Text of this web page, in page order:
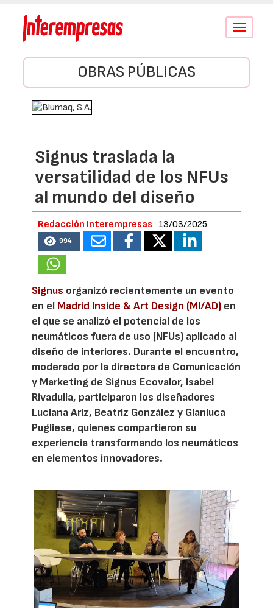
Conmutar
OBRAS PÚBLICAS
Signus traslada la
versatilidad de los NFUs
al mundo del diseño
Redacción Interempresas 13/03/2025
994
Signus organizó recientemente un evento
en el Madrid Inside & Art Design (MI/AD) en
el que se analizó el potencial de los
neumáticos fuera de uso (NFUs) aplicado al
diseño de interiores. Durante el encuentro,
moderado por la directora de Comunicación
y Marketing de Signus Ecovalor, Isabel
Rivadulla, participaron los diseñadores
Luciana Ariz, Beatriz González y Gianluca
Pugliese, quienes compartieron su
experiencia transformando los neumáticos
en elementos innovadores.